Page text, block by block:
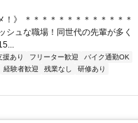
》 ＊＊＊＊＊＊＊＊＊＊＊＊＊
シュな職場！同世代の先輩が多く
援あり フリーター歓迎
バイク通勤OK
経験者歓迎 残業なし
研修あり